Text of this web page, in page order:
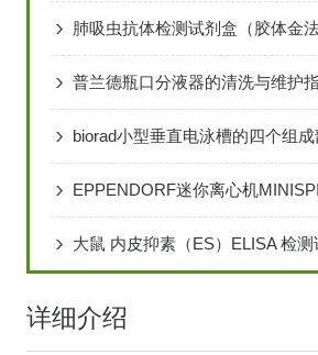
肺吸虫抗体检测试剂盒（胶体金法
普兰德瓶口分液器的清洗与维护
EPPENDORF迷你离心机
大鼠 内皮抑素（ES）ELISA 检
详细介绍